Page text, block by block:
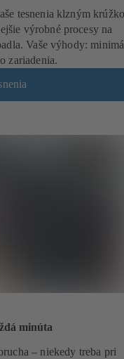
tesnenia klzným
výrobné procesy na
Vaše výhody:
zariadenia.
minúta
– niekedy treba pri